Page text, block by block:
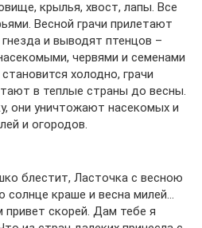
крылья, хвост, лапы. Все
Весной грачи прилетают
и выводят птенцов –
червями и семенами
холодно, грачи
в теплые страны до весны.
они уничтожают насекомых и
и огородов.
блестит, Ласточка с весною
солнце краше и весна милей…
скорей. Дам тебе я